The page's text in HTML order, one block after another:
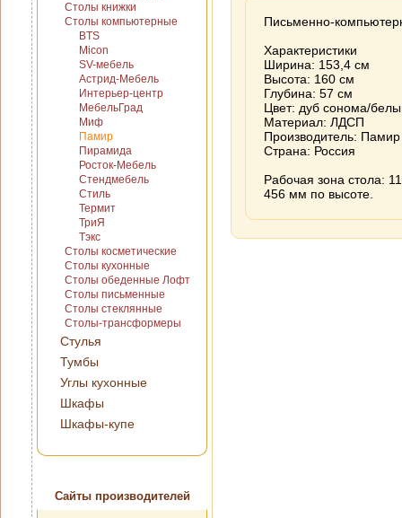
Столы книжки
Столы компьютерные
BTS
Micon
SV-мебель
Астрид-Мебель
Интерьер-центр
МебельГрад
Миф
Памир
Пирамида
Росток-Мебель
Стендмебель
Стиль
Термит
ТриЯ
Тэкс
Столы косметические
Столы кухонные
Столы обеденные Лофт
Столы письменные
Столы стеклянные
Столы-трансформеры
Стулья
Тумбы
Углы кухонные
Шкафы
Шкафы-купе
Сайты производителей
Письменно-
Характеристики
Ширина: 153,4 см
Высота: 160 см
Глубина: 57 см
Цвет: дуб сонома/
Материал: ЛДСП
Производитель: Памир
Страна: Россия
Рабочая зона стола:
456 мм по высоте.